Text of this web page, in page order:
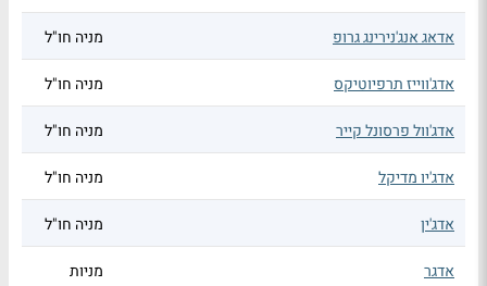
אדאג אנג'נירינג גרופ מניה חו"ל
אדג'ווייז תרפיוטיקס מניה חו"ל
אדג'וול פרסונל קייר מניה חו"ל
אדג'יו מדיקל מניה חו"ל
אדג'ין מניה חו"ל
אדגר מניות